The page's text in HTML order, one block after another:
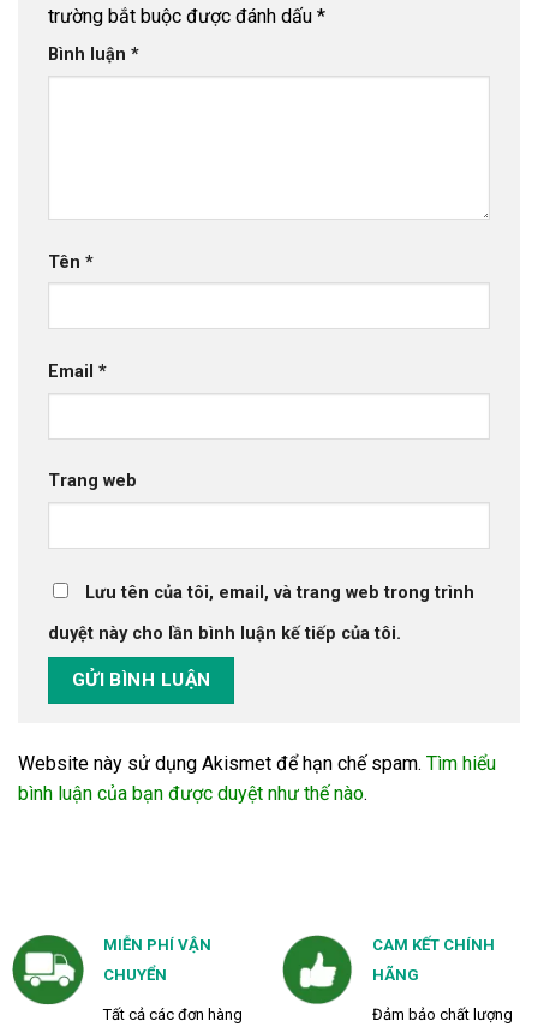
trường bắt buộc được đánh dấu *
Bình luận *
Tên *
Email *
Trang web
Lưu tên của tôi, email, và trang web trong trình
duyệt này cho lần bình luận kế tiếp của tôi.
Website này sử dụng Akismet để hạn chế spam. Tìm hiểu
bình luận của bạn được duyệt như thế nào.
MIỄN PHÍ VẬN
CHUYỂN
Tất cả các đơn hàng
CAM KẾT CHÍNH
HÃNG
Đảm bảo chất lượng